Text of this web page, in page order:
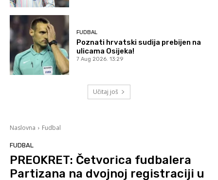
FUDBAL
Poznati hrvatski sudija prebijen na
ulicama Osijeka!
7 Aug 2026. 13:29
Učitaj još